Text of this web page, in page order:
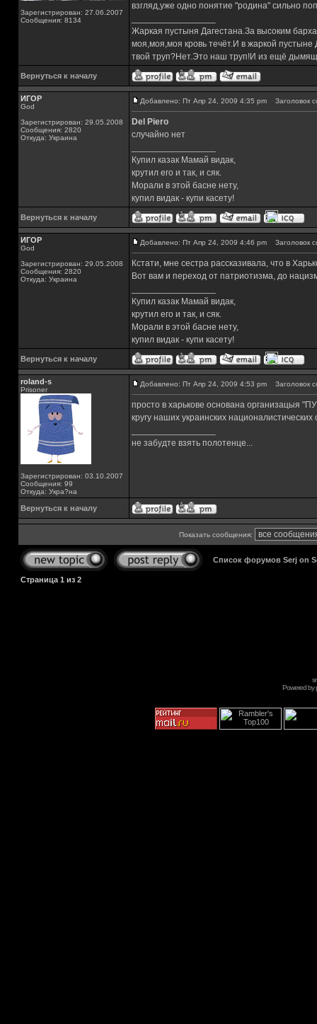
Зарегистрирован: 27.06.2007
Сообщения: 8134
взгляд,уже одно понятие "родина" сильно
Жаркая пустыня Дагестана.За высоким
моя,моя,моя кровь течёт.И в жаркой
твой труп?Нет.Это наш труп!И из ещё
Вернуться к началу
ИГОР
God
Зарегистрирован: 29.05.2008
Сообщения: 2820
Откуда: Украина
Добавлено: Пт Апр 24, 2009 4:35 pm Заголовок
Del Piero
случайно нет
Купил казак Мамай видак,
крутил его и так, и сяк.
Морали в этой басне нету,
купил видак - купи касету!
Вернуться к началу
ИГОР
God
Зарегистрирован: 29.05.2008
Сообщения: 2820
Откуда: Украина
Добавлено: Пт Апр 24, 2009 4:46 pm Заголовок
Кстати, мне сестра рассказивала, что в
Вот вам и переход от патриотизма, до
Купил казак Мамай видак,
крутил его и так, и сяк.
Морали в этой басне нету,
купил видак - купи касету!
Вернуться к началу
roland-s
Prisoner
Зарегистрирован: 03.10.2007
Сообщения: 99
Откуда: Укра?на
Добавлено: Пт Апр 24, 2009 4:53 pm Заголовок
просто в харькове основана организацыя
кругу наших украинских
не забудте взять полотенце...
Вернуться к началу
Показать сообщения:
Список форумов Serj on
Страница 1 из 2
Powered by